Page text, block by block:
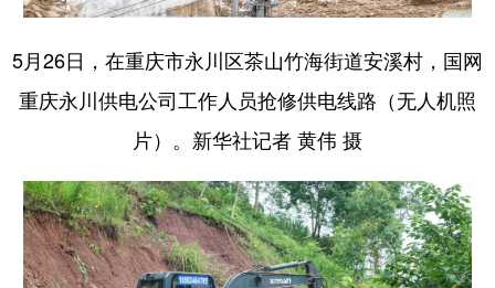
5月26日，在重庆市永川区茶山竹海街道安溪村，国网
重庆永川供电公司工作人员抢修供电线路（无人机照
片）。新华社记者 黄伟 摄